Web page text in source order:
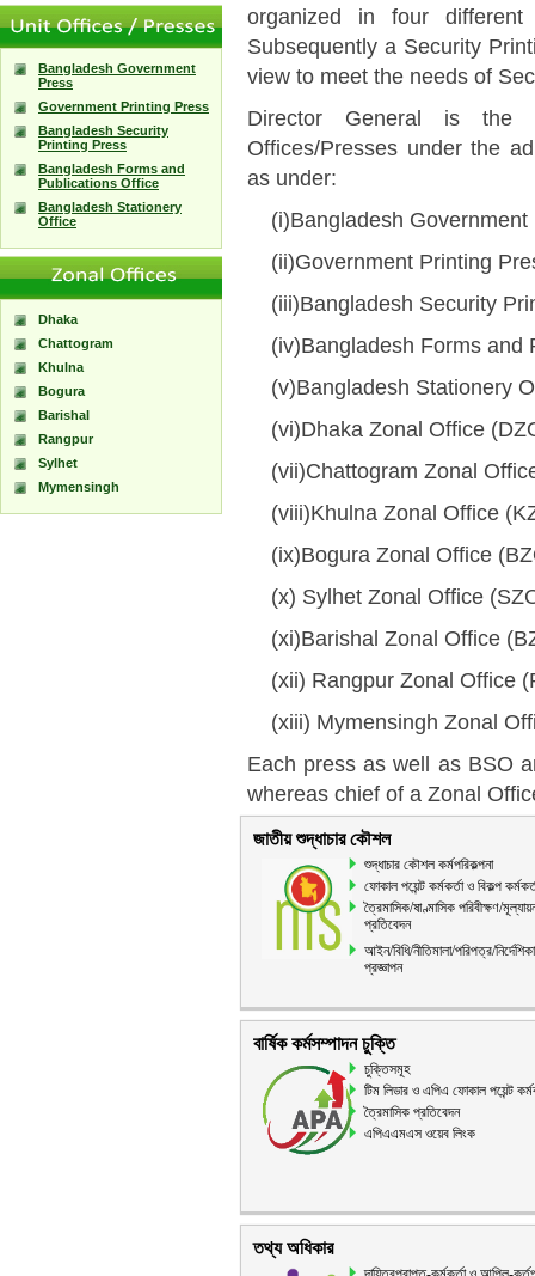
Bangladesh Government
Press
Government Printing Press
Bangladesh Security
Printing Press
Bangladesh Forms and
Publications Office
Bangladesh Stationery
Office
Dhaka
Chattogram
Khulna
Bogura
Barishal
Rangpur
Sylhet
Mymensingh
organized in four different
Subsequently a Security
view to meet the needs of
Director General is the
Offices/Presses under the
as under:
(i)Bangladesh Government
(ii)Government Printing
(iii)Bangladesh Security
(iv)Bangladesh Forms and
(v)Bangladesh Stationery
(vi)Dhaka Zonal Office
(vii)Chattogram Zonal
(viii)Khulna Zonal Office
(ix)Bogura Zonal Office
(x) Sylhet Zonal Office
(xi)Barishal Zonal Office
(xii) Rangpur Zonal Office
(xiii) Mymensingh Zonal
Each press as well as BSO
whereas chief of a Zonal
জাতীয় শুদ্ধাচার কৌশল
শুদ্ধাচার কৌশল কর্মপরিকল্পনা
ফোকাল পয়েন্ট কর্মকর্তা ও বিকল্প
ত্রৈমাসিক/ষাণ্মাসিক পরিবীক্ষণ/
প্রতিবেদন
আইন/বিধি/নীতিমালা/পরিপত্র/
প্রজ্ঞাপন
বার্ষিক কর্মসম্পাদন চুক্তি
চুক্তিসমূহ
টিম লিডার ও এপিএ ফোকাল পয়েন্ট
ত্রৈমাসিক প্রতিবেদন
এপিএএমএস ওয়েব লিংক
তথ্য অধিকার